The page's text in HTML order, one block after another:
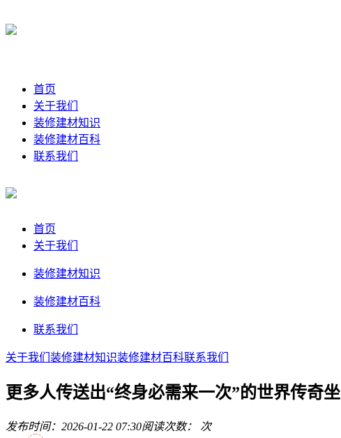
首页
关于我们
装修建材知识
装修建材百科
联系我们
首页
关于我们
装修建材知识
装修建材百科
联系我们
关于我们 装修建材知识装修建材百科联系我们
更多人传送出“终身必需来一次”的世界传奇坐
发布时间：2026-01-22 07:30阅读次数： 次